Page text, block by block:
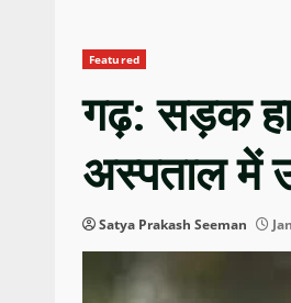
Featured
गढ़: सड़क
अस्पताल में
Satya Prakash Seeman